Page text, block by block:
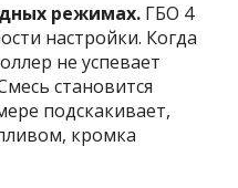
режимах. ГБО 4
настройки. Когда
не успевает
становится
подскакивает,
кромка